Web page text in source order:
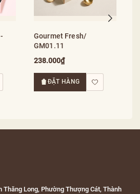
Gourmet Fresh/
GM01.11
238.000₫
ĐẶT HÀNG
Thăng Long, Phường Thượng Cát, Thành